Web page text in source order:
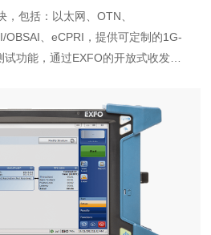
包括：以太网、OTN、
OBSAI、eCPRI，提供可定制的1G-
功能，通过EXFO的开放式收发器